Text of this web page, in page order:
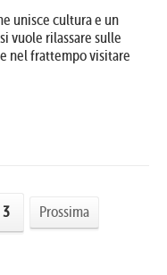
unisce cultura e un
vuole rilassare sulle
nel frattempo visitare
3 Prossima